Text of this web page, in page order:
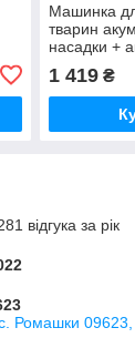
Машинка
тварин
насадки +
керамічне
1 419₴
відгука за рік
Ромашки 09623,